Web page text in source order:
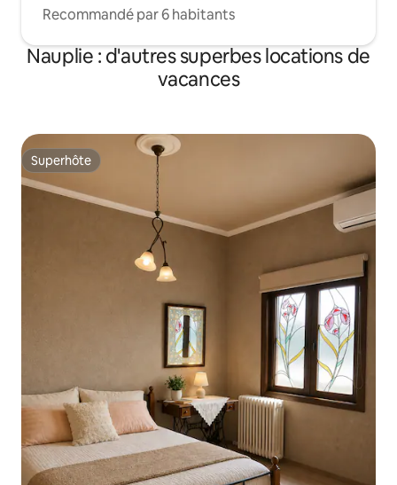
Recommandé par 6 habitants
Nauplie : d'autres superbes locations de
vacances
Superhôte
Superhôte